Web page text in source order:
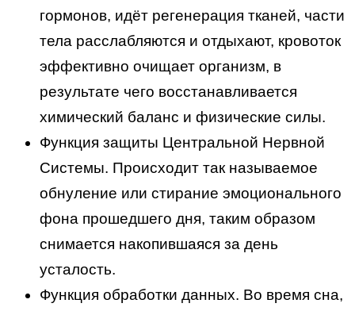
гормонов, идёт регенерация тканей, части
тела расслабляются и отдыхают, кровоток
эффективно очищает организм, в
результате чего восстанавливается
химический баланс и физические силы.
Функция защиты Центральной Нервной
Системы. Происходит так называемое
обнуление или стирание эмоционального
фона прошедшего дня, таким образом
снимается накопившаяся за день
усталость.
Функция обработки данных. Во время сна,